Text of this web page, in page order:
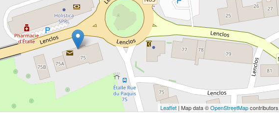
Cliquez sur le bouton pour afficher la carte.
Voir la carte
Leaflet| Map data ©OpenStreetMapcontributors,